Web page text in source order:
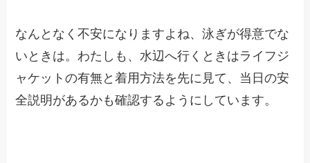
なんとなく不安になりますよね、泳ぎが得意でな
いときは。わたしも、水辺へ行くときはライフジ
ャケットの有無と着用方法を先に見て、当日の安
全説明があるかも確認するようにしています。